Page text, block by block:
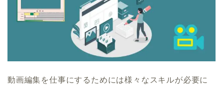
動画編集を仕事にするためには様々なスキルが必要に